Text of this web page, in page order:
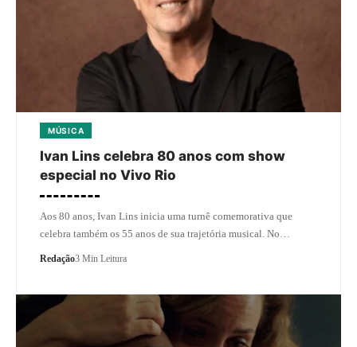
MÚSICA
Ivan Lins celebra 80 anos com show
especial no Vivo Rio
Aos 80 anos, Ivan Lins inicia uma turnê comemorativa que
celebra também os 55 anos de sua trajetória musical. No…
Redação3 Min Leitura